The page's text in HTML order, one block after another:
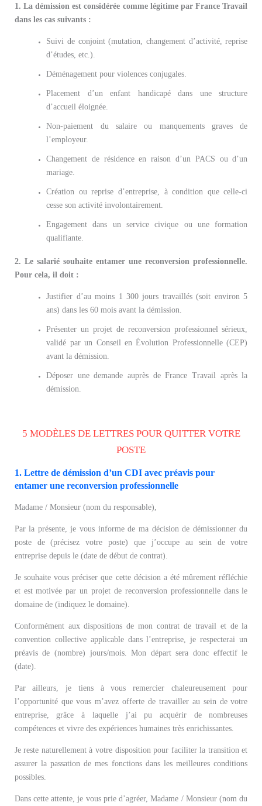
1. La démission est considérée comme légitime par France Travail
dans les cas suivants :
Suivi de conjoint (mutation, changement d’activité, reprise
d’études, etc.).
Déménagement pour violences conjugales.
Placement d’un enfant handicapé dans une structure
d’accueil éloignée.
Non-paiement du salaire ou manquements graves de
l’employeur.
Changement de résidence en raison d’un PACS ou d’un
mariage.
Création ou reprise d’entreprise, à condition que celle-ci
cesse son activité involontairement.
Engagement dans un service civique ou une formation
qualifiante.
2. Le salarié souhaite entamer une reconversion professionnelle.
Pour cela, il doit :
Justifier d’au moins 1 300 jours travaillés (soit environ 5
ans) dans les 60 mois avant la démission.
Présenter un projet de reconversion professionnel sérieux,
validé par un Conseil en Évolution Professionnelle (CEP)
avant la démission.
Déposer une demande auprès de France Travail après la
démission.
5 MODÈLES DE LETTRES POUR QUITTER VOTRE
POSTE
1. Lettre de démission d’un CDI avec préavis pour
entamer une reconversion professionnelle
Madame / Monsieur (nom du responsable),
Par la présente, je vous informe de ma décision de démissionner du
poste de (précisez votre poste) que j’occupe au sein de votre
entreprise depuis le (date de début de contrat).
Je souhaite vous préciser que cette décision a été mûrement réfléchie
et est motivée par un projet de reconversion professionnelle dans le
domaine de (indiquez le domaine).
Conformément aux dispositions de mon contrat de travail et de la
convention collective applicable dans l’entreprise, je respecterai un
préavis de (nombre) jours/mois. Mon départ sera donc effectif le
(date).
Par ailleurs, je tiens à vous remercier chaleureusement pour
l’opportunité que vous m’avez offerte de travailler au sein de votre
entreprise, grâce à laquelle j’ai pu acquérir de nombreuses
compétences et vivre des expériences humaines très enrichissantes.
Je reste naturellement à votre disposition pour faciliter la transition et
assurer la passation de mes fonctions dans les meilleures conditions
possibles.
Dans cette attente, je vous prie d’agréer, Madame / Monsieur (nom du